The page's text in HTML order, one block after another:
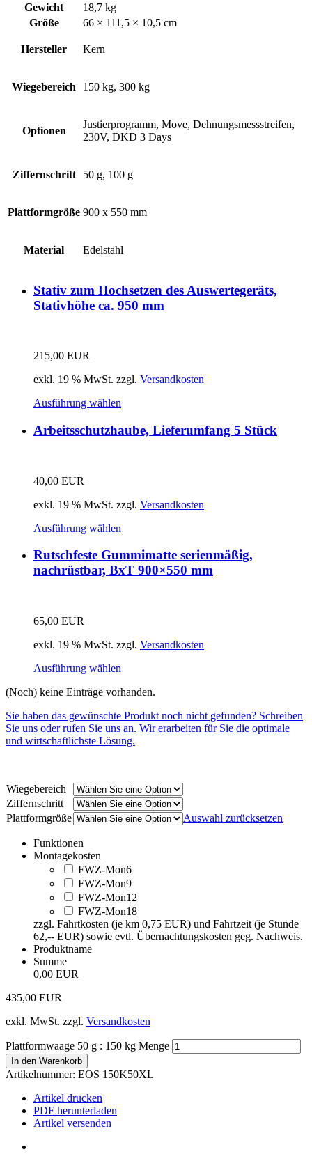
Gewicht
18,7 kg
Größe
66 × 111,5 × 10,5 cm
Hersteller Kern
Wiegebereich 150 kg, 300 kg
Optionen
Justierprogramm, Move, Dehnungsmessstreifen,
230V, DKD 3 Days
Ziffernschritt 50 g, 100 g
Plattformgröße 900 x 550 mm
Material Edelstahl
Stativ zum Hochsetzen des Auswertegeräts,
Stativhöhe ca. 950 mm
215,00 EUR
exkl. 19 % MwSt. zzgl. Versandkosten
Ausführung wählen
Arbeitsschutzhaube, Lieferumfang 5 Stück
40,00 EUR
exkl. 19 % MwSt. zzgl. Versandkosten
Ausführung wählen
Rutschfeste Gummimatte serienmäßig,
nachrüstbar, BxT 900×550 mm
65,00 EUR
exkl. 19 % MwSt. zzgl. Versandkosten
Ausführung wählen
(Noch) keine Einträge vorhanden.
Sie haben das gewünschte Produkt noch nicht gefunden? Schreiben
Sie uns oder rufen Sie uns an. Wir erarbeiten für Sie die optimale
und wirtschaftlichste Lösung.
Wiegebereich
Ziffernschritt
Plattformgröße
Auswahl zurücksetzen
Funktionen
Montagekosten
FWZ-Mon6
FWZ-Mon9
FWZ-Mon12
FWZ-Mon18
zzgl. Fahrtkosten (je km 0,75 EUR) und Fahrtzeit (je Stunde
62,-- EUR) sowie evtl. Übernachtungskosten geg. Nachweis.
Produktname
Summe
0,00 EUR
435,00 EUR
exkl. MwSt. zzgl. Versandkosten
Plattformwaage 50 g : 150 kg Menge
In den Warenkorb
Artikelnummer: EOS 150K50XL
Artikel drucken
PDF herunterladen
Artikel versenden